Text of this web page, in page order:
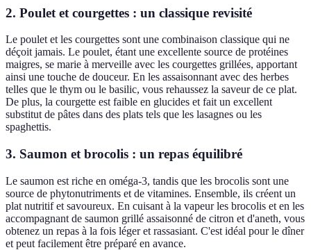
2. Poulet et courgettes : un classique revisité
Le poulet et les courgettes sont une combinaison classique qui ne
déçoit jamais. Le poulet, étant une excellente source de protéines
maigres, se marie à merveille avec les courgettes grillées, apportant
ainsi une touche de douceur. En les assaisonnant avec des herbes
telles que le thym ou le basilic, vous rehaussez la saveur de ce plat.
De plus, la courgette est faible en glucides et fait un excellent
substitut de pâtes dans des plats tels que les lasagnes ou les
spaghettis.
3. Saumon et brocolis : un repas équilibré
Le saumon est riche en oméga-3, tandis que les brocolis sont une
source de phytonutriments et de vitamines. Ensemble, ils créent un
plat nutritif et savoureux. En cuisant à la vapeur les brocolis et en les
accompagnant de saumon grillé assaisonné de citron et d'aneth, vous
obtenez un repas à la fois léger et rassasiant. C'est idéal pour le dîner
et peut facilement être préparé en avance.